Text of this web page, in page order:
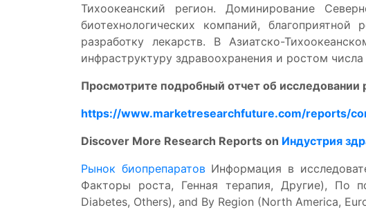
Тихоокеанский регион. Доминирование
биотехнологических компаний,
разработку лекарств. В Азиатско-
инфраструктуру здравоохранения и ростом
Просмотрите подробный отчет об исследовании
https://www.marketresearchfuture.com/reports/
Discover More Research Reports on Индустрия
Рынок биопрепаратовИнформация в
Факторы роста, Генная терапия, Другие), По
Diabetes, Others), and By Region (North America,